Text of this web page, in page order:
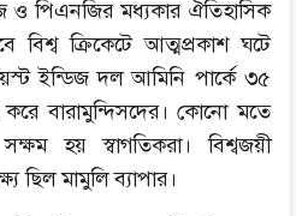
ও পিএনজির মধ্যকার ঐতিহাসিক
বিশ্ব ক্রিকেটে আত্মপ্রকাশ ঘটে
ইন্ডিজ দল আমিনি পার্কে ৩৫
করে বারামুন্দিসদের। কোনো মতে
হয় স্বাগতিকরা। বিশ্বজয়ী
ছিল মামুলি ব্যাপার।